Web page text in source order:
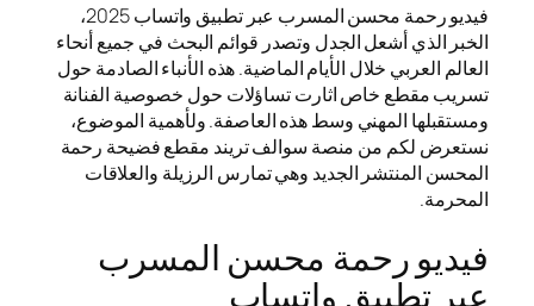
فيديو رحمة محسن المسرب عبر تطبيق واتساب 2025،
الخبر الذي أشعل الجدل وتصدر قوائم البحث في جميع أنحاء
العالم العربي خلال الأيام الماضية. هذه الأنباء الصادمة حول
تسريب مقطع خاص اثارت تساؤلات حول خصوصية الفنانة
ومستقبلها المهني وسط هذه العاصفة. ولأهمية الموضوع،
نستعرض لكم من منصة سوالف تريند مقطع فضيحة رحمة
المحسن المنتشر الجديد وهي تمارس الرزيلة والعلاقات
المحرمة.
فيديو رحمة محسن المسرب
عبر تطبيق واتساب